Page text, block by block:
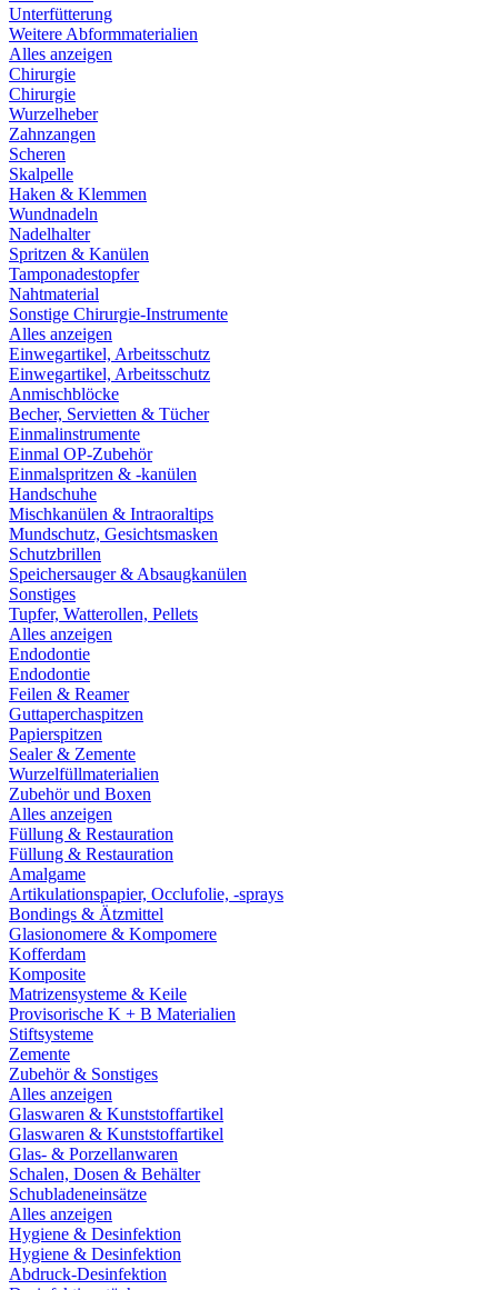
Unterfütterung
Weitere Abformmaterialien
Alles anzeigen
Chirurgie
Chirurgie
Wurzelheber
Zahnzangen
Scheren
Skalpelle
Haken & Klemmen
Wundnadeln
Nadelhalter
Spritzen & Kanülen
Tamponadestopfer
Nahtmaterial
Sonstige Chirurgie-Instrumente
Alles anzeigen
Einwegartikel, Arbeitsschutz
Einwegartikel, Arbeitsschutz
Anmischblöcke
Becher, Servietten & Tücher
Einmalinstrumente
Einmal OP-Zubehör
Einmalspritzen & -kanülen
Handschuhe
Mischkanülen & Intraoraltips
Mundschutz, Gesichtsmasken
Schutzbrillen
Speichersauger & Absaugkanülen
Sonstiges
Tupfer, Watterollen, Pellets
Alles anzeigen
Endodontie
Endodontie
Feilen & Reamer
Guttaperchaspitzen
Papierspitzen
Sealer & Zemente
Wurzelfüllmaterialien
Zubehör und Boxen
Alles anzeigen
Füllung & Restauration
Füllung & Restauration
Amalgame
Artikulationspapier, Occlufolie, -sprays
Bondings & Ätzmittel
Glasionomere & Kompomere
Kofferdam
Komposite
Matrizensysteme & Keile
Provisorische K + B Materialien
Stiftsysteme
Zemente
Zubehör & Sonstiges
Alles anzeigen
Glaswaren & Kunststoffartikel
Glaswaren & Kunststoffartikel
Glas- & Porzellanwaren
Schalen, Dosen & Behälter
Schubladeneinsätze
Alles anzeigen
Hygiene & Desinfektion
Hygiene & Desinfektion
Abdruck-Desinfektion